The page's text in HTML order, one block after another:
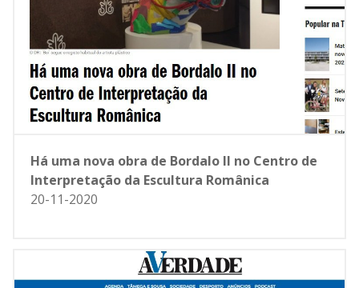
Há uma nova obra de Bordalo II no Centro de
Interpretação da Escultura Românica
20-11-2020